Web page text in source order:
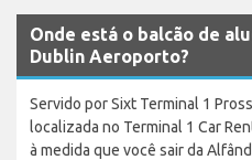
Onde está o balcão de
Dublin Aeroporto?
Servido por Sixt Terminal 1
localizada no Terminal 1 Car
à medida que você sair da